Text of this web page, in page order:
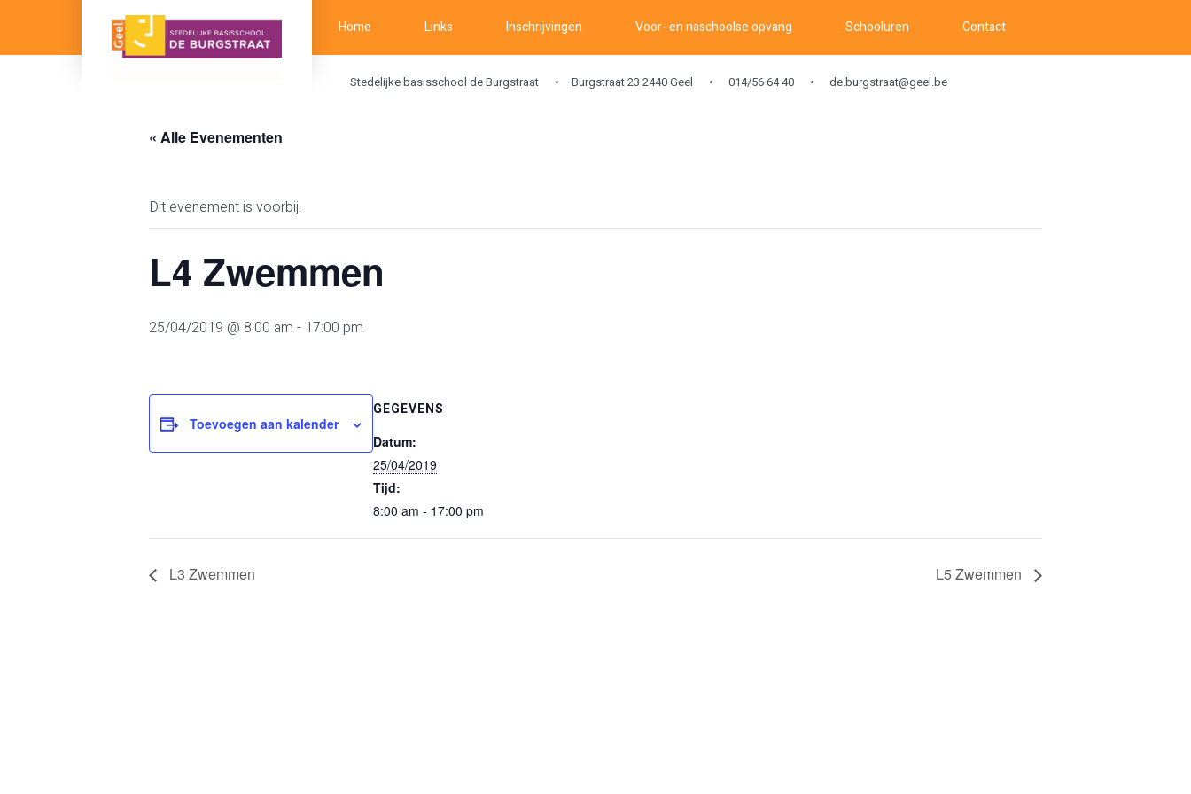
Home Links Inschrijvingen Voor- en naschoolse opvang Schooluren Contact
Stedelijke basisschool de Burgstraat Burgstraat 23 2440 Geel 014/56 64 40 de.burgstraat@geel.be
« Alle Evenementen
Dit evenement is voorbij.
L4 Zwemmen
25/04/2019 @ 8:00 am - 17:00 pm
Toevoegen aan kalender
GEGEVENS
Datum:
25/04/2019
Tijd:
8:00 am - 17:00 pm
L3 Zwemmen L5 Zwemmen